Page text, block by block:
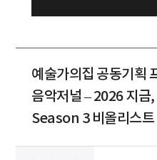
예술가의집 공동기획
음악저널 – 2026 지금
Season 3 비올리스트